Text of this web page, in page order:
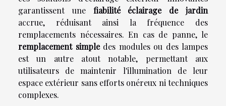
garantissent une fiabilité éclairage de jardin
accrue, réduisant ainsi la fréquence des
remplacements nécessaires. En cas de panne, le
remplacement simpledes modules ou des lampes
est un autre atout notable, permettant aux
utilisateurs de maintenir l'illumination de leur
espace extérieur sans efforts onéreux ni techniques
complexes.